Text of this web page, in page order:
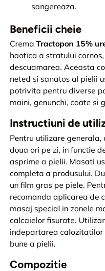
sangereaza.
Beneficii cheie
Crema Tractopon 15%
haotica a stratului
descuamarea. Aceasta
neted si sanatos al pielii
potrivita pentru diverse
maini, genunchi, coate si
Instructiuni de
Pentru utilizare
doua ori pe zi, in functie
asprime a pielii. Masati
completa a produsului.
un film gras pe piele.
recomanda aplicarea de
masaj special in zonele
calcaielor fisurate.
indepartarea
bune a pielii.
Compozitie